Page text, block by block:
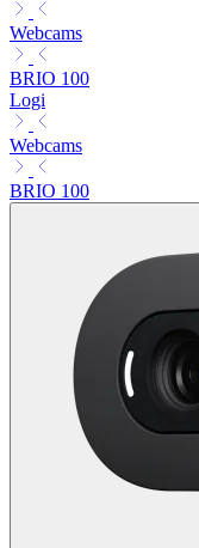
Webcams
BRIO 100
Logi
Webcams
BRIO 100